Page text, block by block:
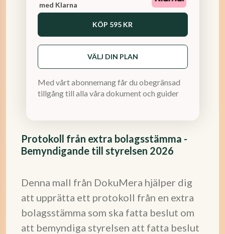
Protokoll från extra bolagsstämma -
Bemyndigande till styrelsen 2026
Denna mall från DokuMera hjälper dig
att upprätta ett protokoll från en extra
bolagsstämma som ska fatta beslut om
att bemyndiga styrelsen att fatta beslut
med Klarna
KÖP 595 KR
VÄLJ DIN PLAN
Med vårt abonnemang får du obegränsad
tillgång till alla våra dokument och guider